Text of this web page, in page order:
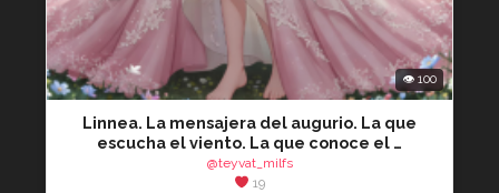
👁 100
Linnea. La mensajera del augurio. La que
escucha el viento. La que conoce el …
@teyvat_milfs
19